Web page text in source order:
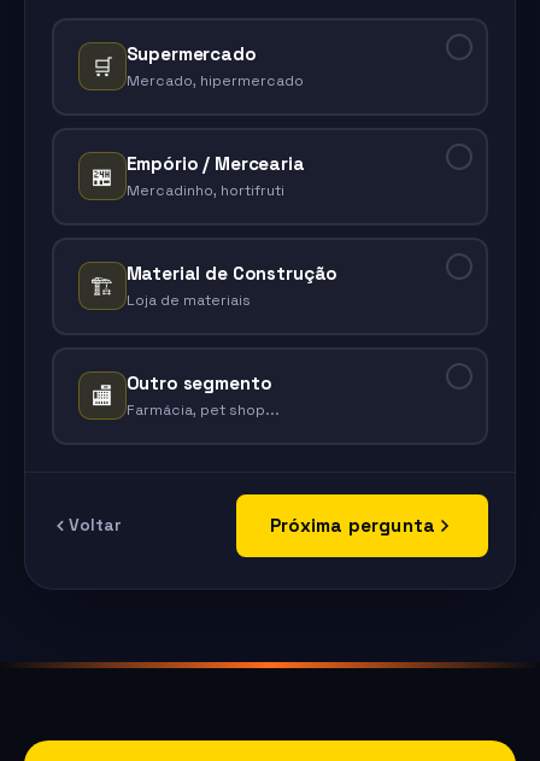
🛒 Supermercado
Mercado, hipermercado
🏪 Empório / Mercearia
Mercadinho, hortifruti
🏗️ Material de Construção
Loja de materiais
🏬 Outro segmento
Farmácia, pet shop...
Voltar Próxima pergunta